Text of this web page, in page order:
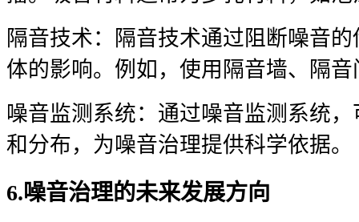
隔音技术：隔音技术通过阻断噪音
体的影响。例如，使用隔音墙、隔音
噪音监测系统：通过噪音监测系统
和分布，为噪音治理提供科学依据。
6.噪音治理的未来发展方向